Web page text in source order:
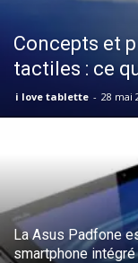
Concepts et
tactiles : ce
i love tablette - 28 mai
La Asus Padfone
smartphone intégré